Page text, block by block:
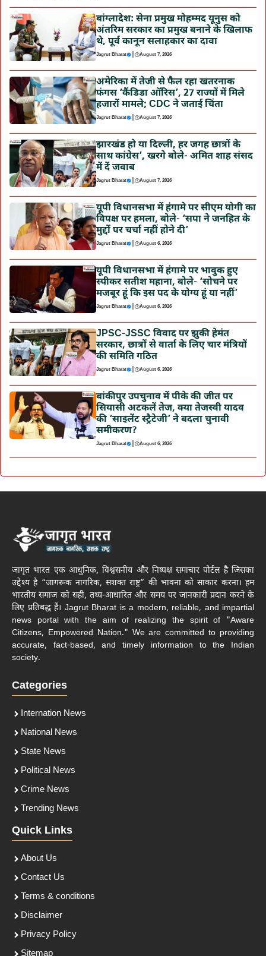
बांग्लादेश: सेना प्रमुख मोहम्मद यूनुस को
अंतरिम सरकार का प्रमुख बनाने के खिलाफ
थे, पूर्व कानून सलाहकार का दावा
Jagrut Bharat | August 7, 2026
अमेरिका में तेजी से फैल रहा खतरनाक
फंगस ‘कैंडिडा ऑरिस’, 27 राज्यों में मिले
हजारों मामले; CDC ने जताई चिंता
Jagrut Bharat | August 7, 2026
झारखंड हो या दिल्ली, हर जगह छात्रों के
साथ कांग्रेस’, खरगे बोले- अमित शाह संसद
में दें जवाब
Jagrut Bharat | August 7, 2026
यूपी विधानसभा में हंगामे पर सीएम योगी का
विपक्ष पर हमला, बोले- ‘सपा ने जनहित के
मुद्दों पर चर्चा नहीं होने दी’
Jagrut Bharat | August 6, 2026
यूपी विधानसभा में हंगामे पर भावुक हुए
स्पीकर सतीश महाना, बोले- ‘सोचने पर
मजबूर हूं कि इस पद के योग्य हूं या नहीं’
Jagrut Bharat | August 6, 2026
JPSC-JSSC विवाद पर झुकी हेमंत
सरकार, छात्रों से वार्ता के लिए चार मंत्रियों
की समिति गठित
Jagrut Bharat | August 6, 2026
बांकीपुर उपचुनाव में पीके की जीत पर
सियासी अटकलें तेज, क्या तेजस्वी यादव
की ‘साइलेंट स्ट्रैटेजी’ ने बदला चुनावी
समीकरण?
Jagrut Bharat | August 6, 2026
जागृत भारत एक आधुनिक, विश्वसनीय और निष्पक्ष समाचार पोर्टल है जिसका
उद्देश्य है “जागरूक नागरिक, सशक्त राष्ट्र” की भावना को साकार करना। हम
भारतीय समाज को सही, तथ्य-आधारित और समय पर जानकारी प्रदान करने के
लिए प्रतिबद्ध हैं। Jagrut Bharat is a modern, reliable, and impartial
news portal with the aim of realizing the spirit of "Aware
Citizens, Empowered Nation." We are committed to providing
accurate, fact-based, and timely information to the Indian
society.
Categories
Internation News
National News
State News
Political News
Crime News
Trending News
Quick Links
About Us
Contact Us
Terms & conditions
Disclaimer
Privacy Policy
Sitemap